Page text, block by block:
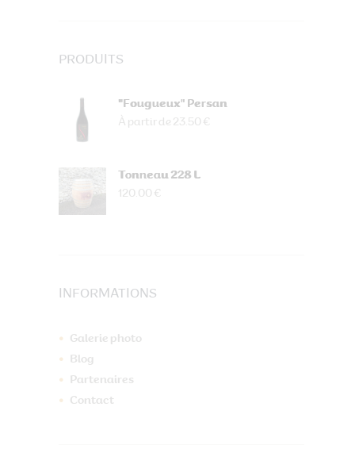
PRODUITS
"Fougueux" Persan
À partir de 23.50 €
Tonneau 228 L
120.00 €
INFORMATIONS
Galerie photo
Blog
Partenaires
Contact